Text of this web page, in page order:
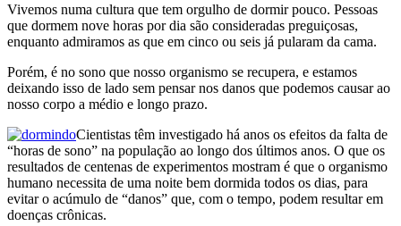
Vivemos numa cultura que tem orgulho de dormir pouco. Pessoas
que dormem nove horas por dia são consideradas preguiçosas,
enquanto admiramos as que em cinco ou seis já pularam da cama.
Porém, é no sono que nosso organismo se recupera, e estamos
deixando isso de lado sem pensar nos danos que podemos causar ao
nosso corpo a médio e longo prazo.
Cientistas têm investigado há anos os efeitos da falta de
“horas de sono” na população ao longo dos últimos anos. O que os
resultados de centenas de experimentos mostram é que o organismo
humano necessita de uma noite bem dormida todos os dias, para
evitar o acúmulo de “danos” que, com o tempo, podem resultar em
doenças crônicas.